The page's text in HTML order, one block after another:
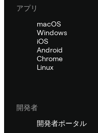
アプリ
macOS
Windows
iOS
Android
Chrome
Linux
開発者
開発者ポータル